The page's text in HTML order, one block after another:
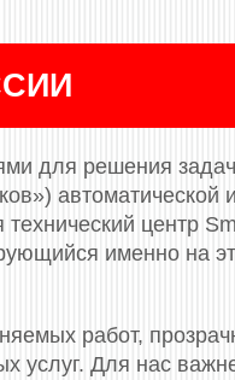
для решения
автоматической и
центр
именно на
работ,
услуг. Для нас